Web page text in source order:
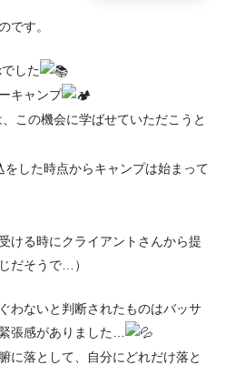
です。
した
キャンプ
この機会に学ばせていただこうと
した時点からキャンプは始まって
ける時にクライアントさんから提
だそうで…）
わないと判断されたものはバッサ
張感がありました…
に落として、自分にどれだけ落と